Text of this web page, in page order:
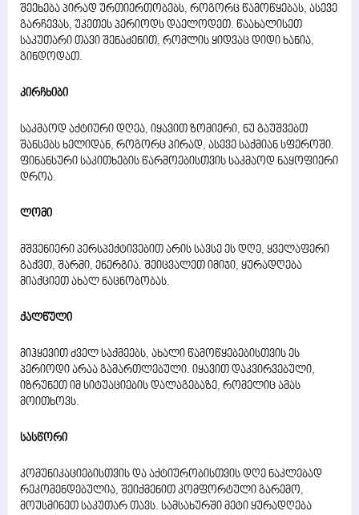
შეეხება პირად ურთიერთობებს, როგორც წამოწყებას, ასევე
გარჩევას, უკეთეს პერიოდს დაელოდეთ. წაახალისეთ
საკუთარი თავი შენაძენით, რომლის ყიდვაც დიდი ხანია,
გინდოდათ.
კირჩხიბი
საკმაოდ აქტიური დღეა, იყავით ზომიერი, ნუ გაუშვებთ
შანსებს ხელიდან, როგორც პირად, ასევე საქმიან სფეროში.
ფინანსური საკითხების წარმოებისთვის საკმაოდ ნაყოფიერი
დროა.
ლომი
მშვენიერი პერსპექტივებით არის სავსე ეს დღე, ყველაფერი
გაქვთ, შარმი, ენერგია. შეიცვალეთ იმიჯი, ყურადღება
მიაქციეთ ახალ ნაცნობობას.
ქალწული
მიჰყევით ძველ საქმეებს, ახალი წამოწყებებისთვის ეს
პერიოდი არაა გამართლებული. იყავით დაკვირვებული,
იზრუნეთ იმ სიტუაციების დალაგებაზე, რომელიც ამას
მოითხოვს.
სასწორი
კომუნიკაციებისთვის და აქტიურობისთვის დღე ნაკლებად
რეკომენდებულია, შეიქმენით კომფორტული გარემო,
მოუსმინეთ საკუთარ თავს. სამსახურში მეტი ყურადღება